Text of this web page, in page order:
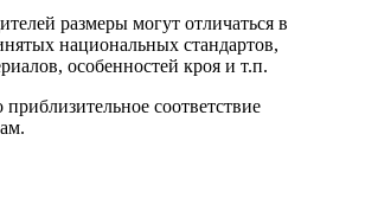
размеры могут отличаться в
национальных стандартов,
особенностей кроя и т.п.
соответствие